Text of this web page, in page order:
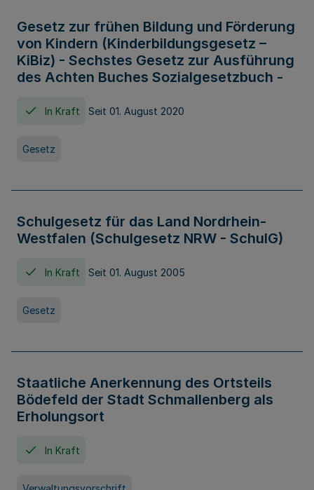
Gesetz zur frühen Bildung und Förderung
von Kindern (Kinderbildungsgesetz –
KiBiz) - Sechstes Gesetz zur Ausführung
des Achten Buches Sozialgesetzbuch -
In Kraft Seit 01. August 2020
Gesetz
Schulgesetz für das Land Nordrhein-
Westfalen (Schulgesetz NRW - SchulG)
In Kraft Seit 01. August 2005
Gesetz
Staatliche Anerkennung des Ortsteils
Bödefeld der Stadt Schmallenberg als
Erholungsort
In Kraft